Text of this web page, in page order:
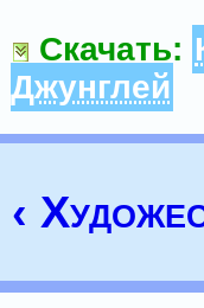
Скачать:
Джунглей
‹